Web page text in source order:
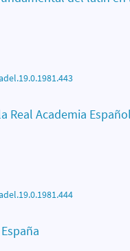
Real Academia